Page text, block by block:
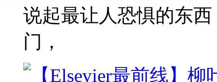
说起最让人恐惧的东
门，